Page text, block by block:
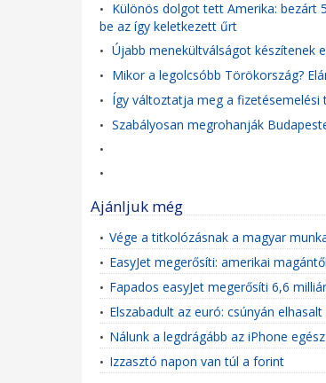
• Különös dolgot tett Amerika: bezárt
be az így keletkezett űrt
• Újabb menekültválságot készítenek
• Mikor a legolcsóbb Törökország?
• Így változtatja meg a fizetésemelési
• Szabályosan megrohanják
•
•
Ajánljuk még
• Vége a titkolózásnak a magyar
• EasyJet megerősíti: amerikai
• Fapados easyJet megerősíti 6,6
• Elszabadult az euró: csúnyán
• Nálunk a legdrágább az iPhone
• Izzasztó napon van túl a forint